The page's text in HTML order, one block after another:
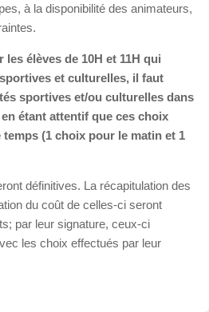
à la disponibilité des animateurs,
les élèves de 10H et 11H qui
et culturelles, il faut
sportives et/ou culturelles dans
étant attentif que ces choix
temps (1 choix pour le matin et 1
définitives. La récapitulation des
du coût de celles-ci seront
par leur signature, ceux-ci
les choix effectués par leur